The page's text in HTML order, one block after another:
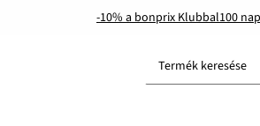
-10% a bonprix Klubbal100
Termék keresése